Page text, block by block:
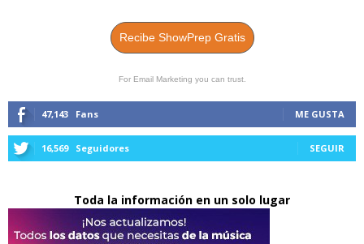
Recibe ShowPrep Gratis
For Email Marketing you can trust.
47,143 Fans ME GUSTA
16,569 Seguidores SEGUIR
Toda la información en un solo lugar